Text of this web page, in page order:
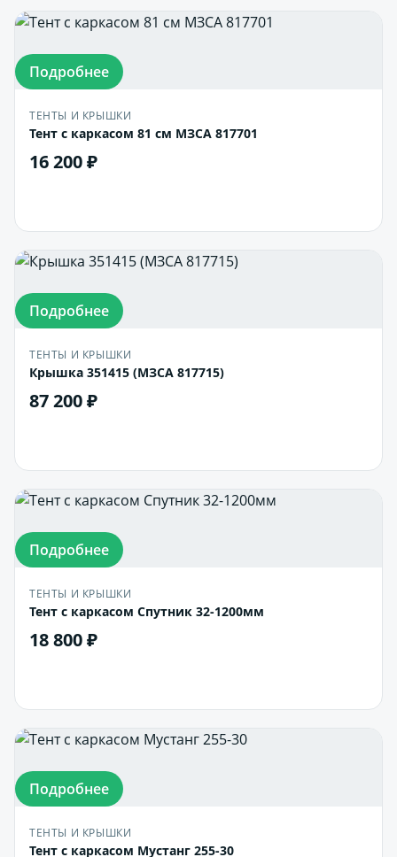
Подробнее
ТЕНТЫ И КРЫШКИ
Тент с каркасом 81 см МЗСА 817701
16 200 ₽
Подробнее
ТЕНТЫ И КРЫШКИ
Крышка 351415 (МЗСА 817715)
87 200 ₽
Подробнее
ТЕНТЫ И КРЫШКИ
Тент с каркасом Спутник 32-1200мм
18 800 ₽
Подробнее
ТЕНТЫ И КРЫШКИ
Тент с каркасом Мустанг 255-30